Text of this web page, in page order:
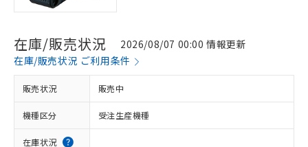
在庫/販売状況
2026/08/07 00:00 情報更新
在庫/販売状況 ご利用条件
販売状況 販売中
機種区分 受注生産機種
在庫状況